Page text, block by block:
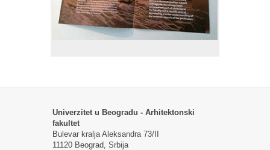
Univerzitet u Beogradu - Arhitektonski
fakultet
Bulevar kralja Aleksandra 73/II
11120 Beograd, Srbija